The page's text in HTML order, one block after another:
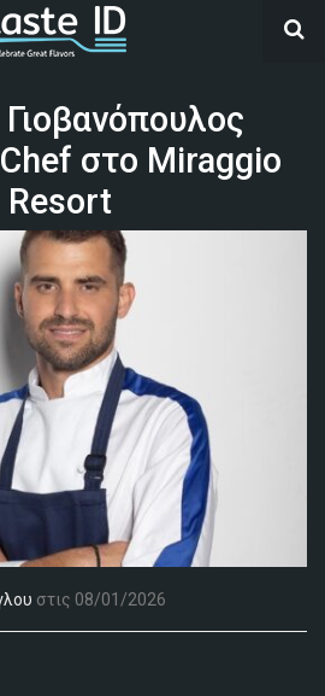
στο Miraggio
Resort
στις 08/01/2026